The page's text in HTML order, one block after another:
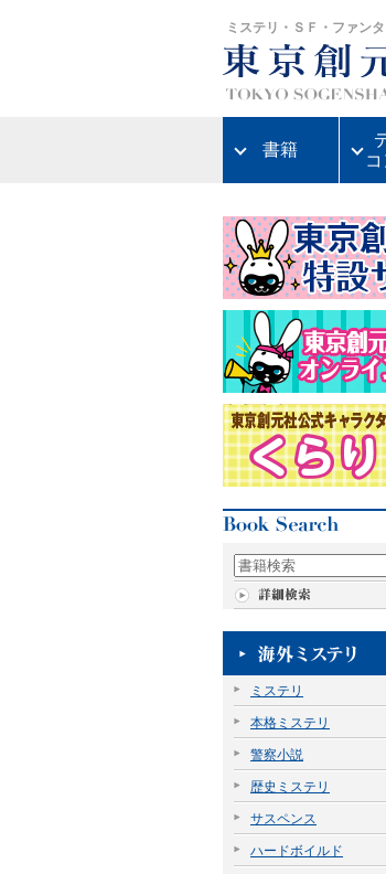
ミステリ・ＳＦ・ファン
書籍
ミステリ
本格ミステリ
警察小説
歴史ミステリ
サスペンス
ハードボイルド